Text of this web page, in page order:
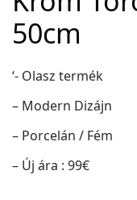
50cm
‘- Olasz termék
– Modern Dizájn
– Porcelán / Fém
– Új ára : 99€
KABINOK –
AKCIÓS TERMÉKEK